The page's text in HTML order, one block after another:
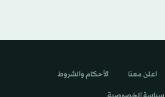
اعلن معنا الأحكام والشروط